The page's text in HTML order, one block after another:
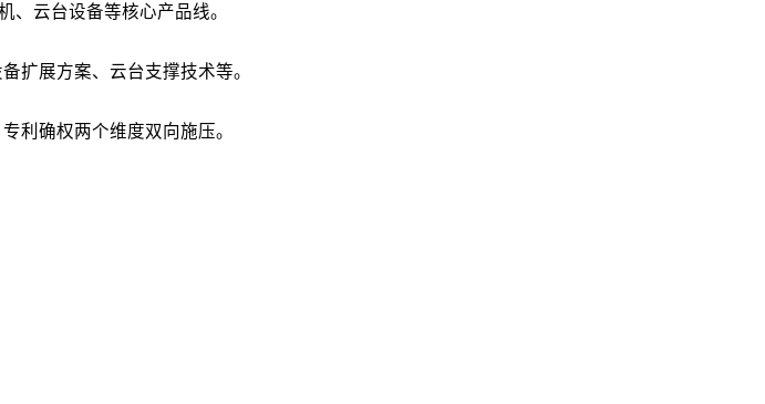
、云台设备等核心产品线。
扩展方案、云台支撑技术等。
利确权两个维度双向施压。